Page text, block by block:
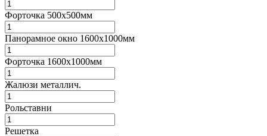
Форточка 500х500мм
Панорамное окно 1600х1000мм
Форточка 1600х1000мм
Жалюзи металлич.
Рольставни
Решетка